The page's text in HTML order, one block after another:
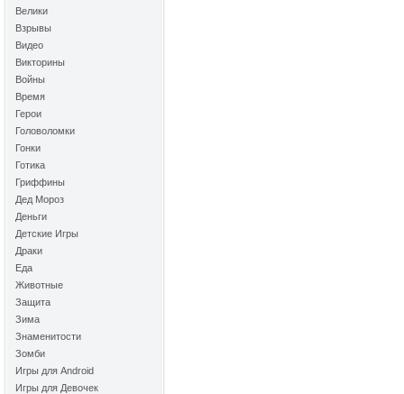
Велики
Взрывы
Видео
Викторины
Войны
Время
Герои
Головоломки
Гонки
Готика
Гриффины
Дед Мороз
Деньги
Детские Игры
Драки
Еда
Животные
Защита
Зима
Знаменитости
Зомби
Игры для Android
Игры для Девочек